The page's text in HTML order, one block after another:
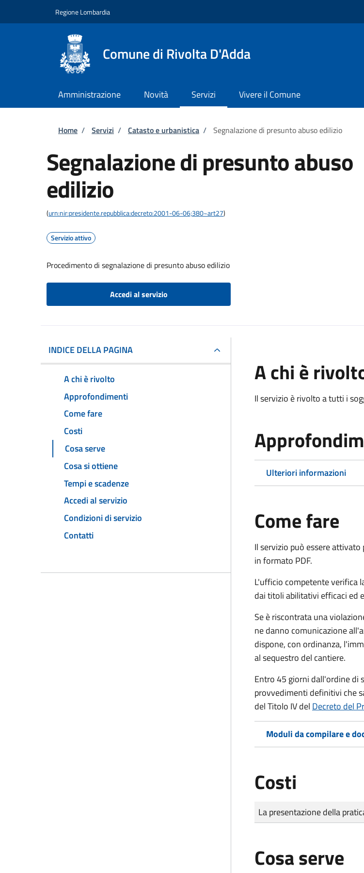
Regione Lombardia
Comune di Rivolta D'Adda
Amministrazione Novità Servizi Vivere il Comune
Briciole di pane
Home / Servizi / Catasto e urbanistica / Segnalazione di presunto abuso edilizio
Segnalazione di presunto abuso
edilizio
(urn:nir:presidente.repubblica:decreto:2001-06-06;380~art27)
Servizio attivo
Procedimento di segnalazione di presunto abuso edilizio
Accedi al servizio
INDICE DELLA PAGINA
A chi è rivolto
Approfondimenti
Come fare
Costi
Cosa serve
Cosa si ottiene
Tempi e scadenze
Accedi al servizio
Condizioni di servizio
Contatti
A chi è
Il servizio è rivolto a tutti i
Ulteriori informazioni
Come fare
Il servizio può essere
in formato PDF.
L'ufficio competente verifica
dai titoli abilitativi efficaci ed
Se è riscontrata una
ne danno comunicazione
dispone, con ordinanza,
al sequestro del cantiere.
Entro 45 giorni dall'ordine di
provvedimenti definitivi che
del Titolo IV del Decreto del
Moduli da compilare e
Costi
Tipo di pagamento
Importo
La presentazione della
Cosa serve